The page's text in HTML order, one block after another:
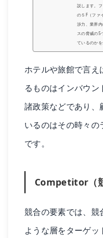
説します。
の５F（ファ
渉力、業界
スの脅威の5
ているのかを
ホテルや旅館で言え
るものはインバウ
諸政策などであり、
いるのはその時々
です。
Competitor（
競合の要素では、競
ような層をターゲ